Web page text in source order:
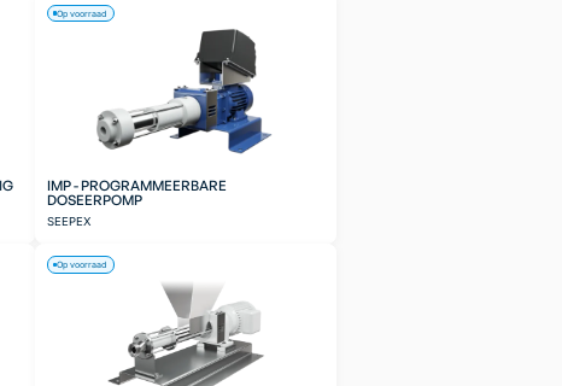
IMP - PROGRAMMEERBARE
DOSEERPOMP
SEEPEX
Op voorraad
Op voorraad